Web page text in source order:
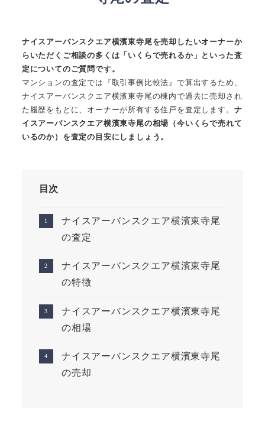
ナイスアーバンスクエア横濱東寺尾を売却したいオーナーか
らいただくご相談の多くは「いくらで売れるか」といった査
定についてのご質問です。
マンションの査定では『取引事例比較法』で算出するため、
ナイスアーバンスクエア横濱東寺尾の棟内で過去に売却され
た履歴をもとに、オーナーが所有する住戸を査定します。 ナ
イスアーバンスクエア横濱東寺尾の相場（今いくらで売れて
いるのか）を査定の目安にしましょう。
目次
ナイスアーバンスクエア横濱東寺尾
の査定
ナイスアーバンスクエア横濱東寺尾
の特徴
ナイスアーバンスクエア横濱東寺尾
の相場
ナイスアーバンスクエア横濱東寺尾
の売却